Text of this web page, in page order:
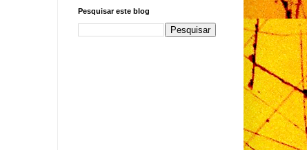
Pesquisar este blog